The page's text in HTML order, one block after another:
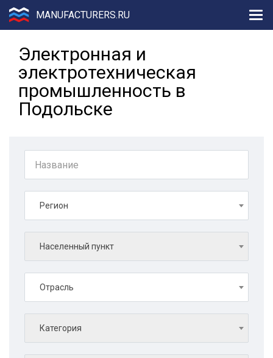
MANUFACTURERS.RU
Электронная и
электротехническая
промышленность в
Подольске
Регион
Населенный пункт
Отрасль
Категория